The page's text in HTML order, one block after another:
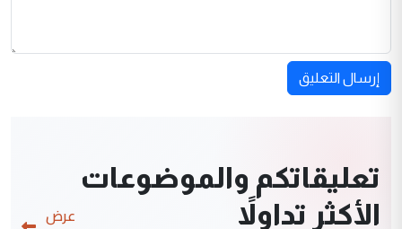
إرسال التعليق
تعليقاتكم والموضوعات
الأكثر تداولاً
عرض